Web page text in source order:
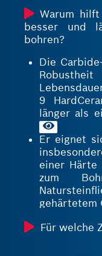
Warum
besser und
bohren?
Die
9
länger als
Er eignet
einer Härte
zum
gehärtetem
Zähne als
Für welche